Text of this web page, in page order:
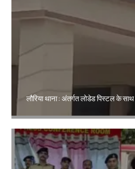
लौरिया थाना : अंतर्गत लोडेड पिस्टल के